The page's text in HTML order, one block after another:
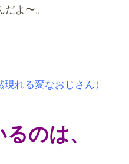
よ〜。
れる変なおじさん）
のは、